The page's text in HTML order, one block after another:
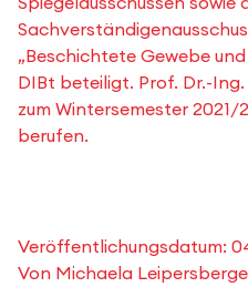
„Beschichtete Gewebe
DIBt beteiligt. Prof. Dr.-
zum Wintersemester
berufen.
Veröffentlichungsdatum:
Von Michaela